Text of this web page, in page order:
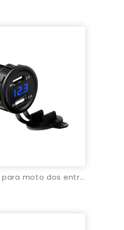
Cargador USB para moto dos entradas con voltimetro 12V